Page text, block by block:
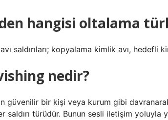
hangisi oltalama
saldırıları; kopyalama kimlik avı, hedefli
nedir?
güvenilir bir kişi veya kurum gibi
saldırı türüdür. Bunun sesli iletişim yoluyla